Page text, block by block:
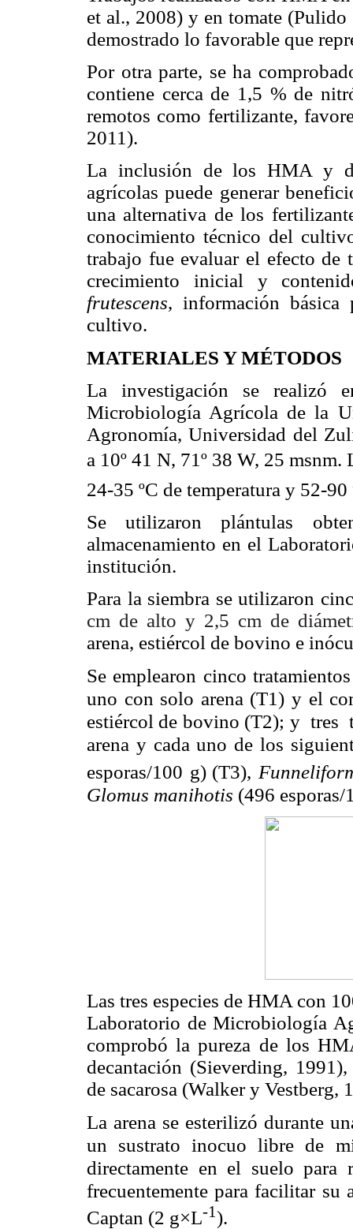
et al., 2008) y en tomate
demostrado lo favorable que
Por otra parte, se ha
contiene cerca de 1,5 % de
remotos como fertilizante,
2011).
La inclusión de los HMA y
agrícolas puede generar
una alternativa de los
conocimiento técnico del
trabajo fue evaluar el efecto
crecimiento inicial y
frutescens, información básica
cultivo.
MATERIALES Y MÉTODOS
La investigación se realizó
Microbiología Agrícola de la
Agronomía, Universidad del
a 10º 41 N, 71º 38 W, 25
24-35 ºC de temperatura y 52-
Se utilizaron plántulas
almacenamiento en el
institución.
Para la siembra se utilizaron
cm de alto y 2,5 cm de
arena, estiércol de bovino e
Se emplearon cinco
uno con solo arena (T1) y el
estiércol de bovino (T2); y
arena y cada uno de los
esporas/100 g) (T3),
Glomus manihotis (496
Las tres especies de HMA con
Laboratorio de Microbiología
comprobó la pureza de los
decantación (Sieverding,
de sacarosa (Walker y Vestberg,
La arena se esterilizó durante
un sustrato inocuo libre de
directamente en el suelo
frecuentemente para facilitar
Captan (2 g×L-1).